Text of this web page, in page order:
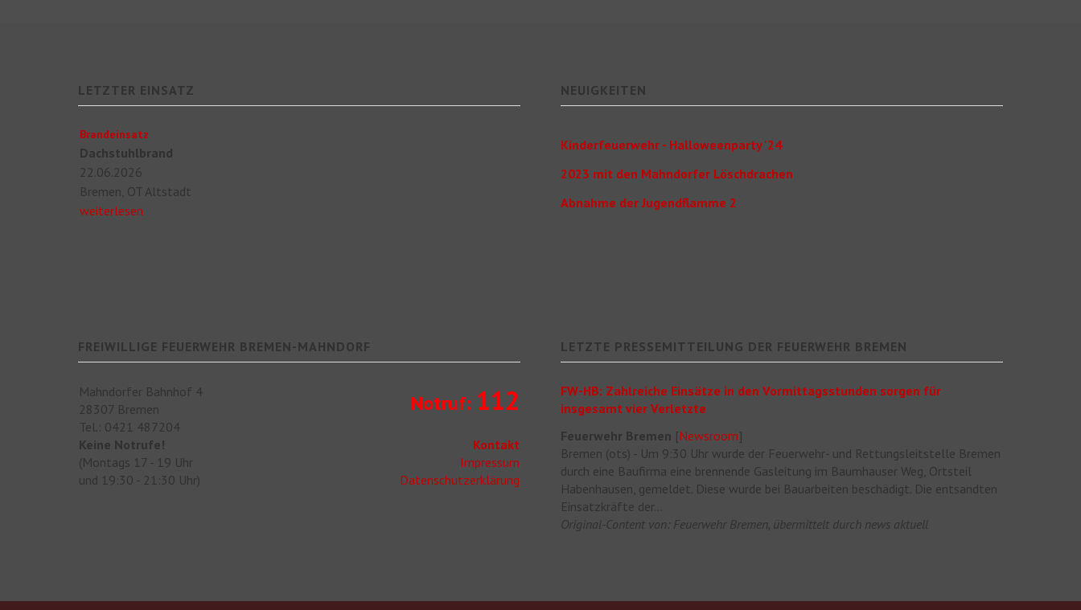
LETZTER EINSATZ
Brandeinsatz
Dachstuhlbrand
22.06.2026
Bremen, OT Altstadt
weiterlesen
NEUIGKEITEN
Kinderfeuerwehr - Halloweenparty '24
2023 mit den Mahndorfer Löschdrachen
Abnahme der Jugendflamme 2
FREIWILLIGE FEUERWEHR BREMEN-MAHNDORF
Mahndorfer Bahnhof 4
28307 Bremen
Tel.: 0421 487204
Keine Notrufe!
(Montags 17 - 19 Uhr
und 19:30 - 21:30 Uhr)
Notruf: 112
Kontakt
Impressum
Datenschutzerklärung
LETZTE PRESSEMITTEILUNG DER FEUERWEHR BREMEN
FW-HB: Zahlreiche Einsätze in den Vormittagsstunden sorgen für
insgesamt vier Verletzte
Feuerwehr Bremen [Newsroom]
Bremen (ots) - Um 9:30 Uhr wurde der Feuerwehr- und Rettungsleitstelle Bremen
durch eine Baufirma eine brennende Gasleitung im Baumhauser Weg, Ortsteil
Habenhausen, gemeldet. Diese wurde bei Bauarbeiten beschädigt. Die entsandten
Einsatzkräfte der...
Original-Content von: Feuerwehr Bremen, übermittelt durch news aktuell